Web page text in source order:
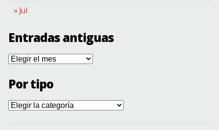
« Jul
Entradas antiguas
Entradas
antiguas
Por tipo
Por
tipo